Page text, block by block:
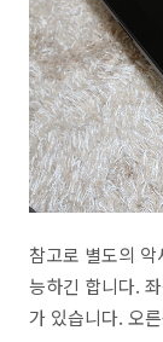
참고로 별도의
능하긴 합니다.
가 있습니다. 오